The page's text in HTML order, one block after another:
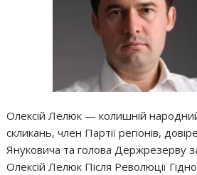
Олексій Лелюк — колишній
скликань, член Партії регіонів,
Януковича та голова Держрезерву
Олексій Лелюк Після Революції